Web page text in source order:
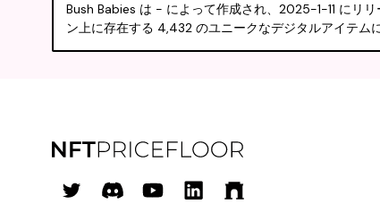
Bush Babies は - によって作成され、2025-1-11 にリ
ン上に存在する 4,432 のユニークなデジタルアイテ